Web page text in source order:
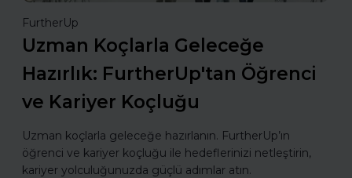
FurtherUp
Uzman Koçlarla Geleceğe
Hazırlık: FurtherUp'tan Öğrenci
ve Kariyer Koçluğu
Uzman koçlarla geleceğe hazırlanın. FurtherUp’ın
öğrenci ve kariyer koçluğu ile hedeflerinizi netleştirin,
kariyer yolculuğunuzda güçlü adımlar atın.